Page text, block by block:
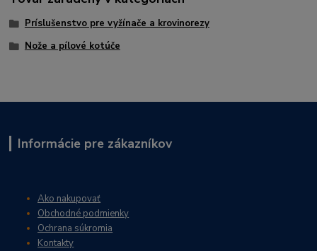
Príslušenstvo pre vyžínače a krovinorezy
Nože a pílové kotúče
Informácie pre zákazníkov
Ako nakupovať
Obchodné podmienky
Ochrana súkromia
Kontakty